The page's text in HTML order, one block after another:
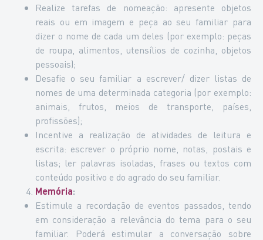
Realize tarefas de nomeação: apresente objetos
reais ou em imagem e peça ao seu familiar para
dizer o nome de cada um deles (por exemplo: peças
de roupa, alimentos, utensílios de cozinha, objetos
pessoais);
Desafie o seu familiar a escrever/ dizer listas de
nomes de uma determinada categoria (por exemplo:
animais, frutos, meios de transporte, países,
profissões);
Incentive a realização de atividades de leitura e
escrita: escrever o próprio nome, notas, postais e
listas; ler palavras isoladas, frases ou textos com
conteúdo positivo e do agrado do seu familiar.
Memória:
Estimule a recordação de eventos passados, tendo
em consideração a relevância do tema para o seu
familiar. Poderá estimular a conversação sobre